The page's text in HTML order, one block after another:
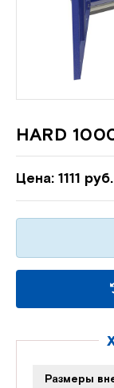
HARD
Цена: 1111 руб.
Размеры